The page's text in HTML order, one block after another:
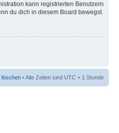
kann registrierten Benutzern
du dich in diesem Board bewegst.
löschen • Alle Zeiten sind UTC + 1 Stunde